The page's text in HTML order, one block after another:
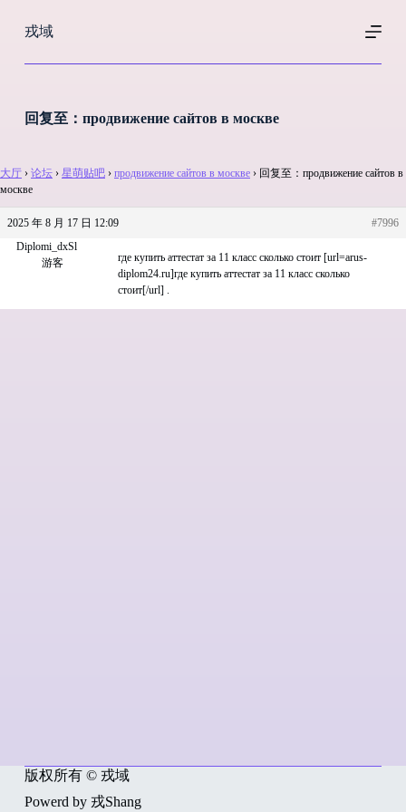
过
戎域
回复至：продвижение сайтов в москве
大厅 › 论坛 › 星萌贴吧 › продвижение сайтов в москве › 回复至：продвижение сайтов в
москве
2025 年 8 月 17 日 12:09
#7996
Diplomi_dxSl
游客
где купить аттестат за 11 класс сколько стоит [url=arus-
diplom24.ru]где купить аттестат за 11 класс сколько
стоит[/url] .
版权所有 © 戎域
Powerd by 戎Shang